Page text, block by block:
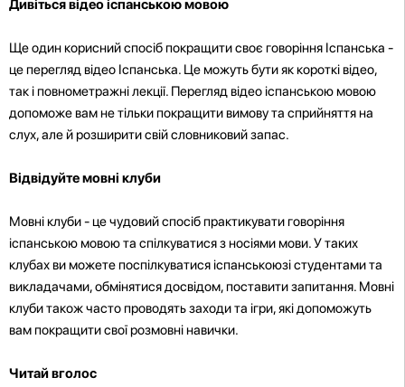
Дивіться відео іспанською мовою
Ще один корисний спосіб покращити своє говоріння Іспанська -
це перегляд відео Іспанська. Це можуть бути як короткі відео,
так і повнометражні лекції. Перегляд відео іспанською мовою
допоможе вам не тільки покращити вимову та сприйняття на
слух, але й розширити свій словниковий запас.
Відвідуйте мовні клуби
Мовні клуби - це чудовий спосіб практикувати говоріння
іспанською мовою та спілкуватися з носіями мови. У таких
клубах ви можете поспілкуватися іспанськоюзі студентами та
викладачами, обмінятися досвідом, поставити запитання. Мовні
клуби також часто проводять заходи та ігри, які допоможуть
вам покращити свої розмовні навички.
Читай вголос